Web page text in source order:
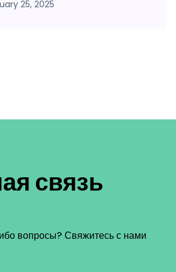
25, 2025
связь
вопросы? Свяжитесь с нами